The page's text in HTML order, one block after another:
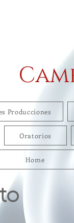
Producciones
Oratorios
Home